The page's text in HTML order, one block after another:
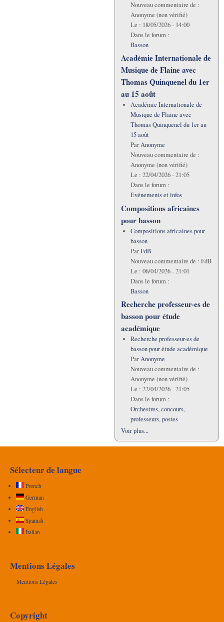
Nouveau commentaire de :
Anonyme (non vérifié)
Le : 18/05/2026 - 14:00
Dans le forum :
Basson
Académie Internationale de
Musique de Flaine avec
Thomas Quinquenel du 1er
au 15 août
Académie Internationale de
Musique de Flaine avec
Thomas Quinquenel du 1er au
15 août
ParAnonyme
Nouveau commentaire de :
Anonyme (non vérifié)
Le : 22/04/2026 - 21:05
Dans le forum :
Evénements et infos
Compositions africaines
pour basson
Compositions africaines pour
basson
ParFdB
Nouveau commentaire de : FdB
Le : 06/04/2026 - 21:01
Dans le forum :
Basson
Recherche professeur·es de
basson pour étude
académique
Recherche professeur·es de
basson pour étude académique
ParAnonyme
Nouveau commentaire de :
Anonyme (non vérifié)
Le : 22/04/2026 - 21:05
Dans le forum :
Orchestres, concours,
professeurs, postes
Voir plus...
Sélecteur de langue
French
German
English
Spanish
Italian
Mentions Légales
Mentions Légales
Copyright